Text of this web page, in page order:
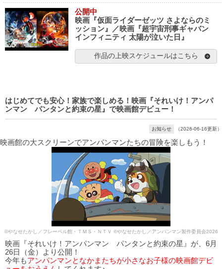
公開中
映画『仮面ライダーゼッツ さよならのミ
ッション』／映画『超宇宙刑事ギャバン
インフィニティ 太陽が泣いた日』
作品の上映スケジュールはこちら
はじめてでも安心！家族で楽しめる！映画『それいけ！アンパ
ンマン パンタンと約束の星』で映画館デビュー！
お知らせ （2026-06-16更新）
映画館の大スクリーンでアンパンマンたちの冒険を楽しもう！
©やなせたかし／フレーベル館・ＴＭＳ・ＮＴＶ ©やなせたかし／アンパンマン製作委員会2026
映画『それいけ！アンパンマン パンタンと約束の星』が、6月
26日（金）より公開！
今年もアンパンマンとなかまたちが小さなお子様の映画館デビ